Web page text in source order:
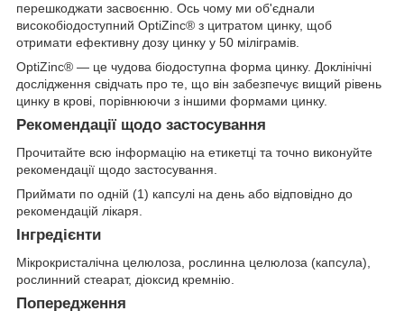
перешкоджати засвоєнню. Ось чому ми об'єднали
високобіодоступний OptiZinc® з цитратом цинку, щоб
отримати ефективну дозу цинку у 50 міліграмів.
OptiZinc® — це чудова біодоступна форма цинку. Доклінічні
дослідження свідчать про те, що він забезпечує вищий рівень
цинку в крові, порівнюючи з іншими формами цинку.
Рекомендації щодо застосування
Прочитайте всю інформацію на етикетці та точно виконуйте
рекомендації щодо застосування.
Приймати по одній (1) капсулі на день або відповідно до
рекомендацій лікаря.
Інгредієнти
Мікрокристалічна целюлоза, рослинна целюлоза (капсула),
рослинний стеарат, діоксид кремнію.
Попередження